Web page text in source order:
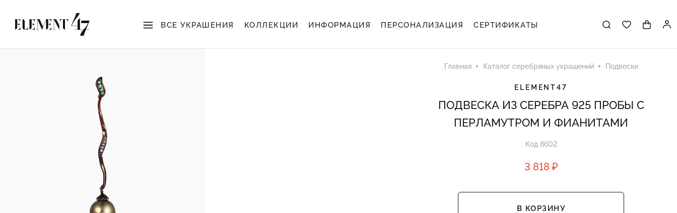
ВСЕ УКРАШЕНИЯ КОЛЛЕКЦИИ ИНФОРМАЦИЯ ПЕРСОНАЛИЗАЦИЯ СЕРТИФИКАТЫ
Главная Каталог серебряных украшений Подвески
ELEMENT47
ПОДВЕСКА ИЗ СЕРЕБРА 925 ПРОБЫ С
ПЕРЛАМУТРОМ И ФИАНИТАМИ
Код 8602
3 818 ₽
В КОРЗИНУ